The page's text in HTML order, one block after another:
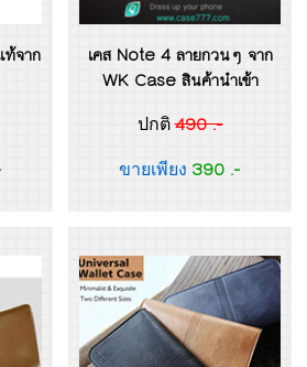
จาก
เคส Note 4 ลายกวนๆ จาก
WK Case สินค้านำเข้า
ปกติ490 .-
ขายเพียง 390 .-